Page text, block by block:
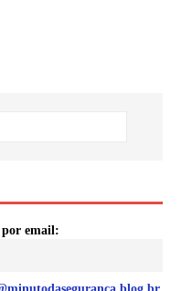
por email: